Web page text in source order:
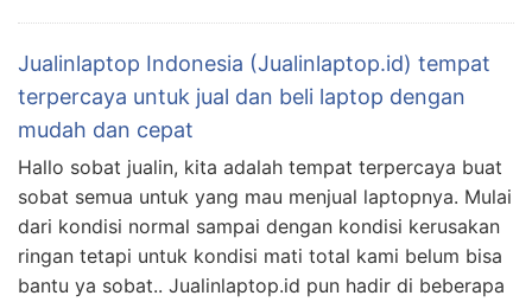
Jualinlaptop Indonesia (Jualinlaptop.id) tempat
terpercaya untuk jual dan beli laptop dengan
mudah dan cepat
Hallo sobat jualin, kita adalah tempat terpercaya buat
sobat semua untuk yang mau menjual laptopnya. Mulai
dari kondisi normal sampai dengan kondisi kerusakan
ringan tetapi untuk kondisi mati total kami belum bisa
bantu ya sobat.. Jualinlaptop.id pun hadir di beberapa